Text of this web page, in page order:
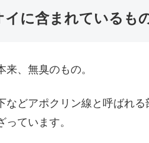
イに含まれているも
来、無臭のもの。
などアポクリン線と呼ばれ
っています。